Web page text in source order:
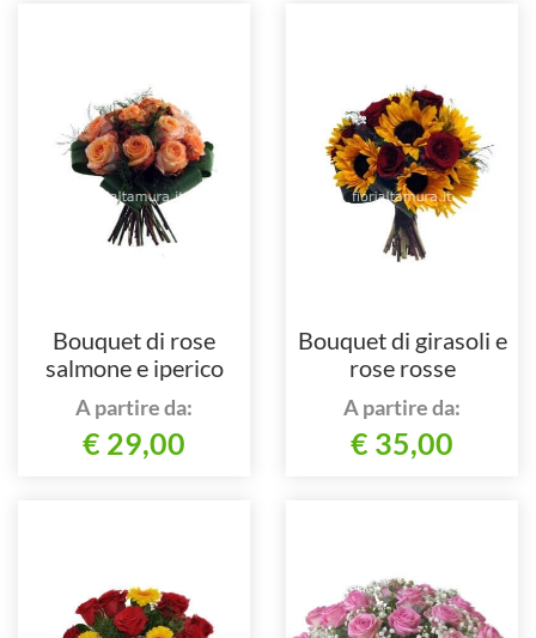
Bouquet di rose
salmone e iperico
A partire da:
€ 29,00
Bouquet di girasoli e
rose rosse
A partire da:
€ 35,00